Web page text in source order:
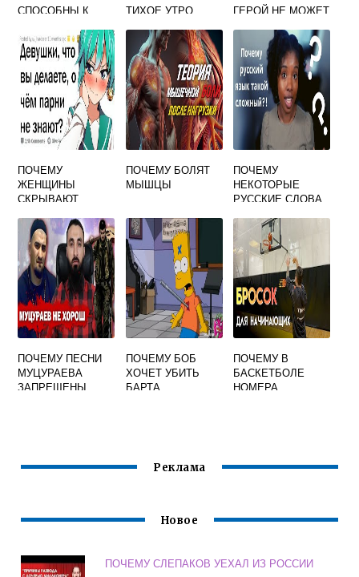
СПОСОБНЫ К
РАЗВИТИЮ
ТИХОЕ УТРО
ГЕРОЙ НЕ МОЖЕТ
ПИСЬМО ПРОСТО
СПРЯТАВ ИЛИ
УТАИВ ЕГО
ПОЧЕМУ
ЖЕНЩИНЫ
СКРЫВАЮТ
ПОЧЕМУ БОЛЯТ
МЫШЦЫ
ПОЧЕМУ
НЕКОТОРЫЕ
РУССКИЕ СЛОВА
СТРАНАХ БЕЗ
ПЕРЕВОДА
ПРИВЕДИТЕ
ПРИМЕРЫ ТАКИХ
СЛОВ
ПОЧЕМУ ПЕСНИ
МУЦУРАЕВА
ЗАПРЕЩЕНЫ
ПОЧЕМУ БОБ
ХОЧЕТ УБИТЬ
БАРТА
ПОЧЕМУ В
БАСКЕТБОЛЕ
НОМЕРА
Реклама
Новое
ПОЧЕМУ СЛЕПАКОВ УЕХАЛ ИЗ РОССИИ